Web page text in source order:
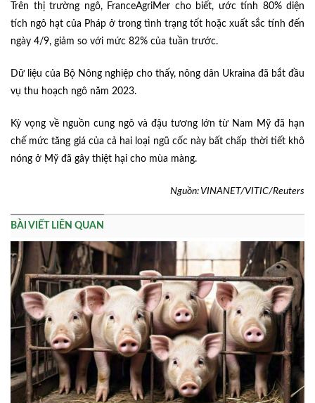
Trên thị trường ngô, FranceAgriMer cho biết, ước tính 80% diện
tích ngô hạt của Pháp ở trong tình trạng tốt hoặc xuất sắc tính đến
ngày 4/9, giảm so với mức 82% của tuần trước.
Dữ liệu của Bộ Nông nghiệp cho thấy, nông dân Ukraina đã bắt đầu
vụ thu hoạch ngô năm 2023.
Kỳ vọng về nguồn cung ngô và đậu tương lớn từ Nam Mỹ đã hạn
chế mức tăng giá của cả hai loại ngũ cốc này bất chấp thời tiết khô
nóng ở Mỹ đã gây thiệt hại cho mùa màng.
Nguồn: VINANET/VITIC/Reuters
BÀI VIẾT LIÊN QUAN